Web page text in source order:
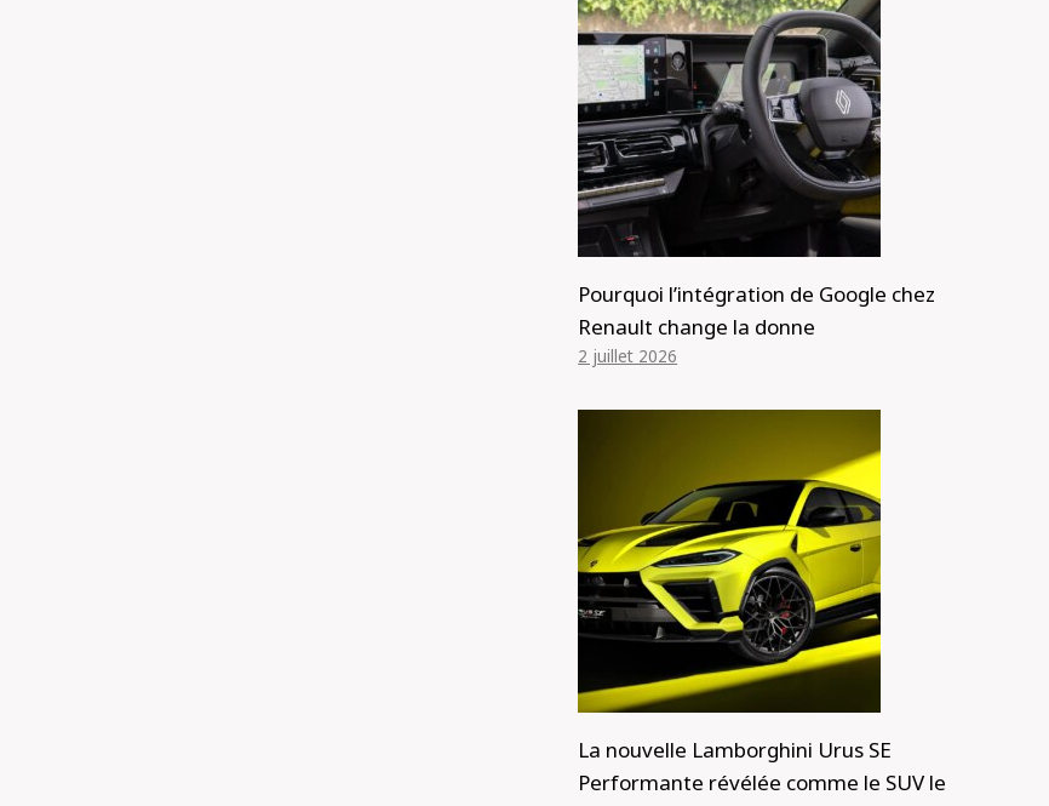
Pourquoi l’intégration de Google chez
Renault change la donne
2 juillet 2026
La nouvelle Lamborghini Urus SE
Performante révélée comme le SUV le